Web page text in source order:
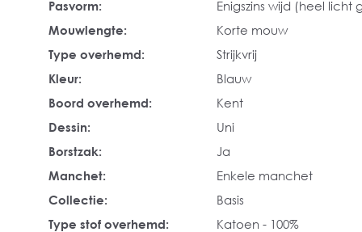
Pasvorm:
Enigszins wijd (heel licht
Mouwlengte:
Korte mouw
Type overhemd:
Strijkvrij
Kleur:
Blauw
Boord overhemd:
Kent
Dessin:
Uni
Borstzak:
Ja
Manchet:
Enkele manchet
Collectie:
Basis
Type stof overhemd:
Katoen - 100%